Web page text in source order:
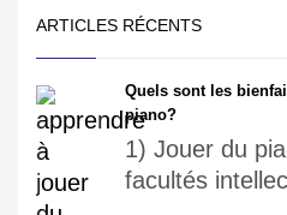
ARTICLES RÉCENTS
Quels sont les
piano?
1) Jouer du
facultés